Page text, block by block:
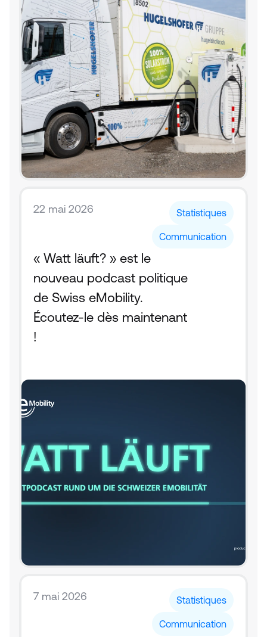
22 mai 2026 Statistiques
Communication
« Watt läuft? » est le
nouveau podcast politique
de Swiss eMobility.
Écoutez-le dès maintenant
!
7 mai 2026 Statistiques
Communication